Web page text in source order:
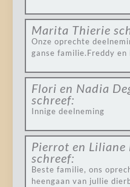
Marita Thierie
Onze oprechte
ganse familie.Freddy
Flori en Nadia
schreef:
Innige deelneming
Pierrot en Liliane
schreef:
Beste familie, ons
heengaan van jullie